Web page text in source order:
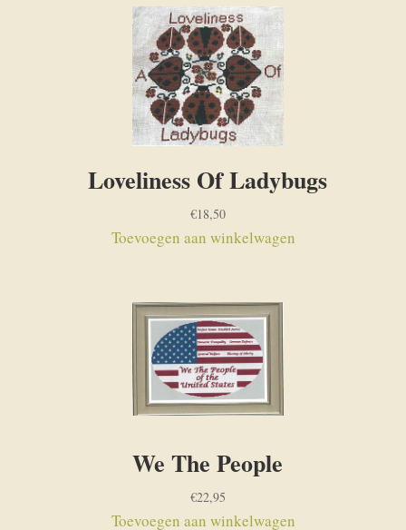
Loveliness Of Ladybugs
€18,50
Toevoegen aan winkelwagen
We The People
€22,95
Toevoegen aan winkelwagen